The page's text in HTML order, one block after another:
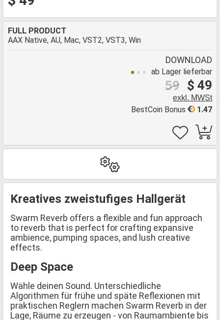
FULL PRODUCT
AAX Native, AU, Mac, VST2, VST3, Win
DOWNLOAD
ab Lager lieferbar
$ 49
59
exkl. MWSt
1.47
BestCoin Bonus
Kreatives zweistufiges Hallgerät
Swarm Reverb offers a flexible and fun approach
to reverb that is perfect for crafting expansive
ambience, pumping spaces, and lush creative
effects.
Deep Space
Wähle deinen Sound. Unterschiedliche
Algorithmen für frühe und späte Reflexionen mit
praktischen Reglern machen Swarm Reverb in der
Lage, Räume zu erzeugen - von Raumambiente bis